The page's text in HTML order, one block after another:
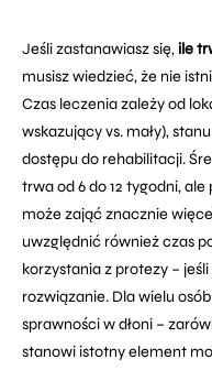
Jeśli zastanawiasz się,ile
musisz wiedzieć, że nie
Czas leczenia zależy od
wskazujący vs. mały),
dostępu do rehabilitacji.
trwa od 6 do 12 tygodni,
może zająć znacznie
uwzględnić również czas
korzystania z protezy –
rozwiązanie. Dla wielu
sprawności w dłoni –
stanowi istotny element